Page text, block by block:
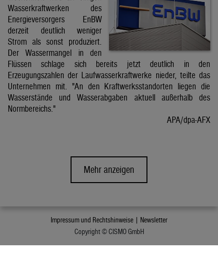
Wasserkraftwerken des
Energieversorgers EnBW
derzeit deutlich weniger
Strom als sonst produziert.
Der Wassermangel in den
Flüssen schlage sich bereits jetzt deutlich in den
Erzeugungszahlen der Laufwasserkraftwerke nieder, teilte das
Unternehmen mit. "An den Kraftwerksstandorten liegen die
Wasserstände und Wasserabgaben aktuell außerhalb des
Normbereichs."
APA/dpa-AFX
Mehr anzeigen
Impressum und Rechtshinweise | Newsletter
Copyright © CISMO GmbH